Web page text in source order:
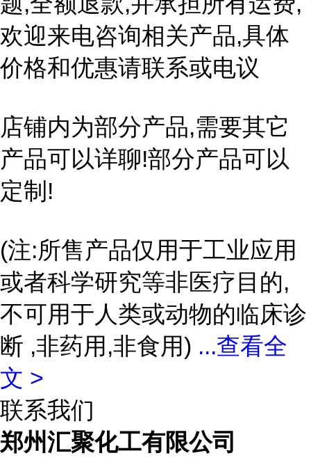
欢迎来电咨询相关产品,具体
价格和优惠请联系或电议
店铺内为部分产品,需要其它
产品可以详聊!部分产品可以
定制!
(注:所售产品仅用于工业应用
或者科学研究等非医疗目的,
不可用于人类或动物的临床诊
断 ,非药用,非食用) ...查看全
文 >
联系我们
郑州汇聚化工有限公司